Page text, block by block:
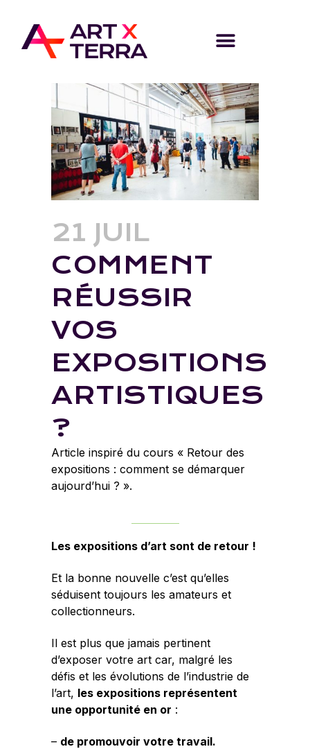
21 JUIL
COMMENT
RÉUSSIR
VOS
EXPOSITIONS
ARTISTIQUES
?
Article inspiré du cours « Retour des
expositions : comment se démarquer
aujourd’hui ? ».
Les expositions d’art sont de retour !
Et la bonne nouvelle c’est qu’elles
séduisent toujours les amateurs et
collectionneurs.
Il est plus que jamais pertinent
d’exposer votre art car, malgré les
défis et les évolutions de l’industrie de
l’art, les expositions représentent
une opportunité en or :
– de promouvoir votre travail.